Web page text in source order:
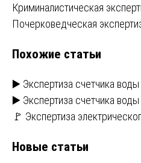
Навигация
записям
Криминалистическая
Почерковедческая
Похожие статьи
▶️ Экспертиза счетчика воды
▶️ Экспертиза счетчика воды
🚩 Экспертиза
Новые статьи